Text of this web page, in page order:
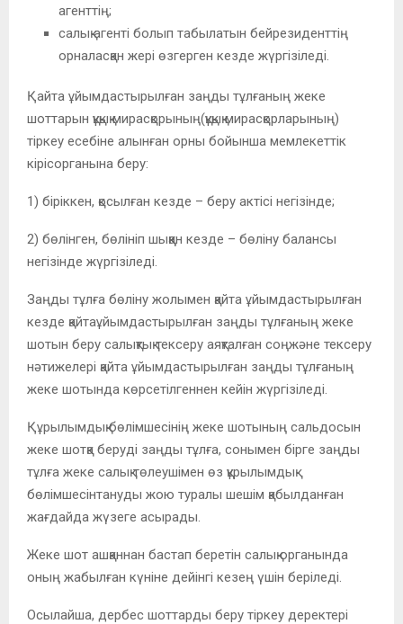
агенттің;
салық агенті болып табылатын бейрезиденттің
орналасқан жері өзгерген кезде жүргізіледі.
Қайта ұйымдастырылған заңды тұлғаның жеке
шоттарын құқық мирасқорының(құқық мирасқорларының)
тіркеу есебіне алынған орны бойынша мемлекеттік
кірісорганына беру:
1) біріккен, қосылған кезде – беру актісі негізінде;
2) бөлінген, бөлініп шыққан кезде – бөліну балансы
негізінде жүргізіледі.
Заңды тұлға бөліну жолымен қайта ұйымдастырылған
кезде қайтаұйымдастырылған заңды тұлғаның жеке
шотын беру салықтық тексеру аяқталған соңжәне тексеру
нәтижелері қайта ұйымдастырылған заңды тұлғаның
жеке шотында көрсетілгеннен кейін жүргізіледі.
Құрылымдық бөлімшесінің жеке шотының сальдосын
жеке шотқа беруді заңды тұлға, сонымен бірге заңды
тұлға жеке салық төлеушімен өз құрылымдық
бөлімшесінтануды жою туралы шешім қабылданған
жағдайда жүзеге асырады.
Жеке шот ашқаннан бастап беретін салық органында
оның жабылған күніне дейінгі кезең үшін беріледі.
Осылайша, дербес шоттарды беру тіркеу деректері